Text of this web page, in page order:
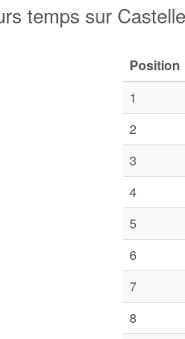
temps sur
Position
1
2
3
4
5
6
7
8